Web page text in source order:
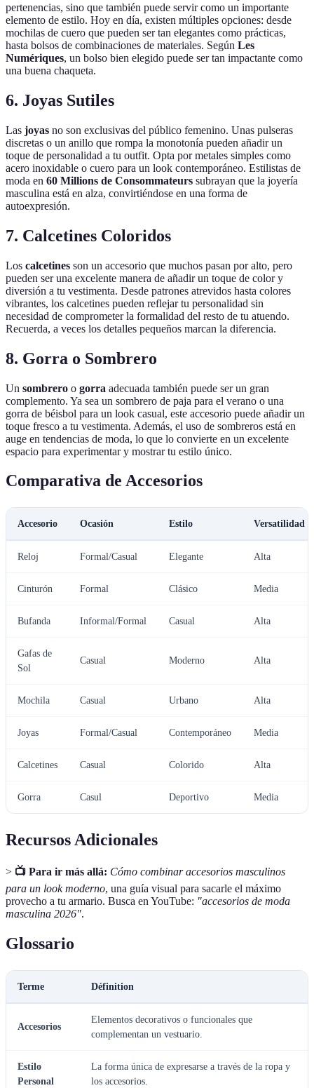
pertenencias, sino que también puede servir como un importante
elemento de estilo. Hoy en día, existen múltiples opciones: desde
mochilas de cuero que pueden ser tan elegantes como prácticas,
hasta bolsos de combinaciones de materiales. Según Les
Numériques, un bolso bien elegido puede ser tan impactante como
una buena chaqueta.
6. Joyas Sutiles
Las joyas no son exclusivas del público femenino. Unas pulseras
discretas o un anillo que rompa la monotonía pueden añadir un
toque de personalidad a tu outfit. Opta por metales simples como
acero inoxidable o cuero para un look contemporáneo. Estilistas de
moda en 60 Millions de Consommateurs subrayan que la joyería
masculina está en alza, convirtiéndose en una forma de
autoexpresión.
7. Calcetines Coloridos
Los calcetines son un accesorio que muchos pasan por alto, pero
pueden ser una excelente manera de añadir un toque de color y
diversión a tu vestimenta. Desde patrones atrevidos hasta colores
vibrantes, los calcetines pueden reflejar tu personalidad sin
necesidad de comprometer la formalidad del resto de tu atuendo.
Recuerda, a veces los detalles pequeños marcan la diferencia.
8. Gorra o Sombrero
Un sombrero o gorra adecuada también puede ser un gran
complemento. Ya sea un sombrero de paja para el verano o una
gorra de béisbol para un look casual, este accesorio puede añadir un
toque fresco a tu vestimenta. Además, el uso de sombreros está en
auge en tendencias de moda, lo que lo convierte en un excelente
espacio para experimentar y mostrar tu estilo único.
Comparativa de Accesorios
Accesorio Ocasión Estilo Versatilidad
Reloj Formal/Casual Elegante Alta
Cinturón Formal Clásico Media
Bufanda Informal/Formal Casual Alta
Gafas de
Sol
Casual Moderno Alta
Mochila Casual Urbano Alta
Joyas Formal/Casual Contemporáneo Media
Calcetines Casual Colorido Alta
Gorra Casul Deportivo Media
Recursos Adicionales
> 📺 Para ir más allá: Cómo combinar accesorios masculinos
para un look moderno, una guía visual para sacarle el máximo
provecho a tu armario. Busca en YouTube: "accesorios de moda
masculina 2026".
Glossario
Terme Définition
Accesorios
Elementos decorativos o funcionales que
complementan un vestuario.
Estilo
Personal
La forma única de expresarse a través de la ropa y
los accesorios.